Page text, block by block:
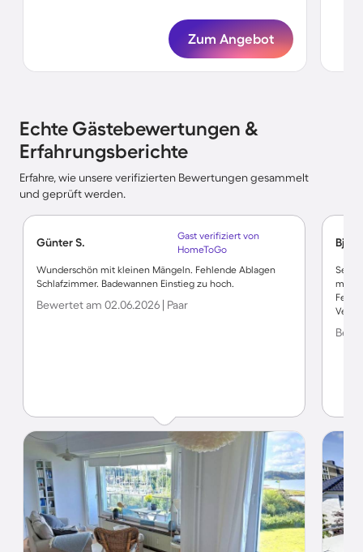
Zum Angebot
Echte Gästebewertungen &
Erfahrungsberichte
Erfahre, wie unsere verifizierten Bewertungen gesammelt
und geprüft werden.
Günter S.
Gast verifiziert von
HomeToGo
Wunderschön mit kleinen Mängeln. Fehlende Ablagen
Schlafzimmer. Badewannen Einstieg zu hoch.
Bewertet am 02.06.2026 | Paar
Björn
Sehr